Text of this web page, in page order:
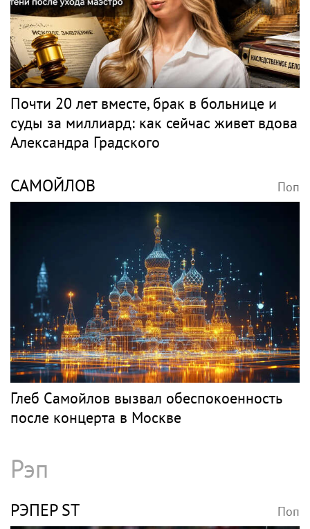
Почти 20 лет вместе, брак в больнице и
суды за миллиард: как сейчас живет вдова
Александра Градского
САМОЙЛОВ Поп
Глеб Самойлов вызвал обеспокоенность
после концерта в Москве
Рэп
РЭПЕР ST Поп